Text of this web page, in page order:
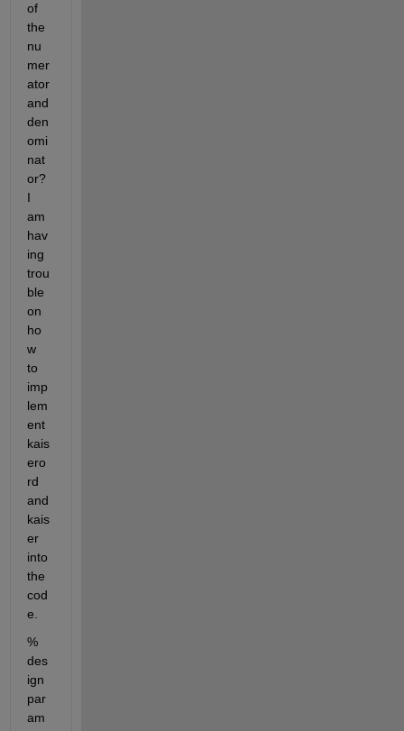
of
the
nu
mer
ator
and
den
omi
nat
or?
I
am
hav
ing
trou
ble
on
ho
w
to
imp
lem
ent
kais
ero
rd
and
kais
er
into
the
cod
e.
%
des
ign
par
am